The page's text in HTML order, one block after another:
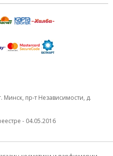
Минск, пр-т Независимости, д.
- 04.05.2016